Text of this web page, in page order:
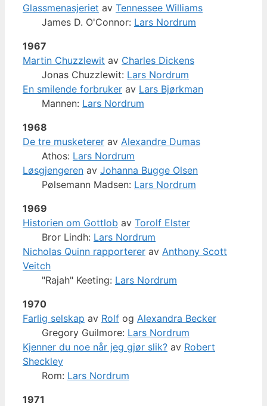
Glassmenasjeriet av Tennessee Williams
James D. O'Connor: Lars Nordrum
1967
Martin Chuzzlewit av Charles Dickens
Jonas Chuzzlewit: Lars Nordrum
En smilende forbruker av Lars Bjørkman
Mannen: Lars Nordrum
1968
De tre musketerer av Alexandre Dumas
Athos: Lars Nordrum
Løsgjengeren av Johanna Bugge Olsen
Pølsemann Madsen: Lars Nordrum
1969
Historien om Gottlob av Torolf Elster
Bror Lindh: Lars Nordrum
Nicholas Quinn rapporterer av Anthony Scott
Veitch
"Rajah" Keeting: Lars Nordrum
1970
Farlig selskap av Rolf og Alexandra Becker
Gregory Guilmore: Lars Nordrum
Kjenner du noe når jeg gjør slik? av Robert
Sheckley
Rom: Lars Nordrum
1971